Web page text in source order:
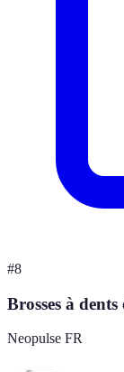
#8
Brosses à
Neopulse FR